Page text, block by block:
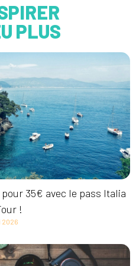
PLUS
35€ avec le pass Italia
!
2026